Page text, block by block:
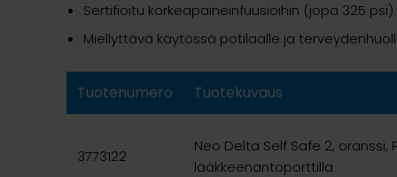
Sertifioitu korkeapaineinfuusioihin (jopa 325 psi).
Miellyttävä käytössä potilaalle ja
Tuotenumero Tuotekuvaus
3773122
Neo Delta Self Safe 2, oranssi,
lääkkeenantoporttilla